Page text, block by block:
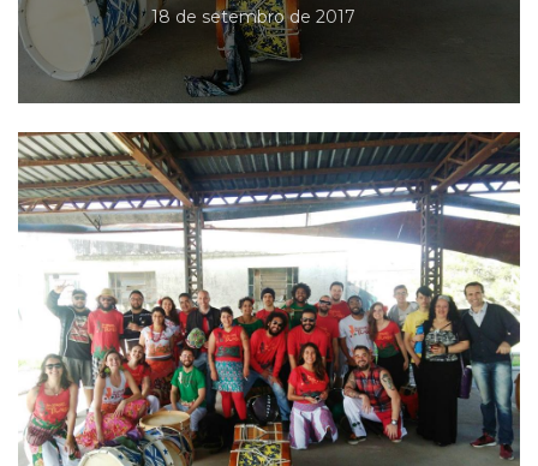
18 de setembro de 2017